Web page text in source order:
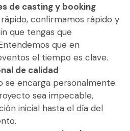
de casting y booking
confirmamos rápido y
que tengas que
que en
el tiempo es clave.
de calidad
se encarga personalmente
sea impecable,
inicial hasta el día del